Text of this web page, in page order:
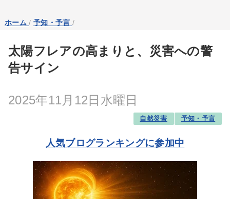
ホーム / 予知・予言 /
太陽フレアの高まりと、災害への警
告サイン
2025年11月12日水曜日
自然災害 予知・予言
人気ブログランキングに参加中